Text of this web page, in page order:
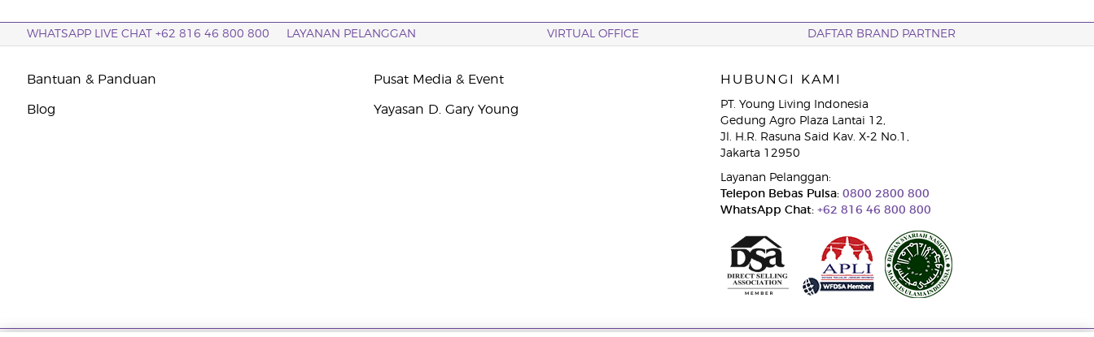
WHATSAPP LIVE CHAT +62 816 46 800 800 LAYANAN PELANGGAN VIRTUAL OFFICE DAFTAR BRAND PARTNER
Bantuan & Panduan
Blog
Pusat Media & Event
Yayasan D. Gary Young
HUBUNGI KAMI
PT. Young Living Indonesia
Gedung Agro Plaza Lantai 12,
Jl. H.R. Rasuna Said Kav. X-2 No.1,
Jakarta 12950
Layanan Pelanggan:
Telepon Bebas Pulsa: 0800 2800 800
WhatsApp Chat: +62 816 46 800 800